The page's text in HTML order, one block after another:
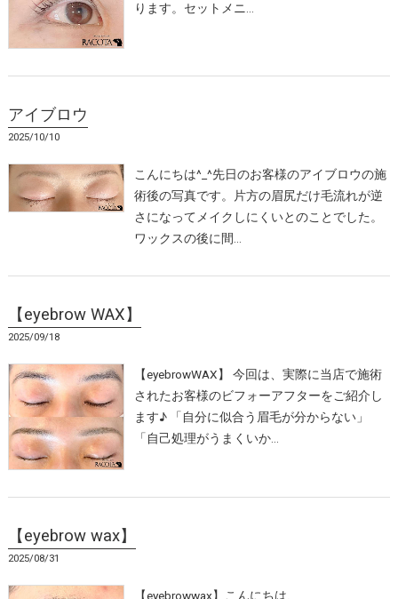
ります。セットメニ…
アイブロウ
2025/10/10
こんにちは^_^先日のお客様のアイブロウの施
術後の写真です。片方の眉尻だけ毛流れが逆
さになってメイクしにくいとのことでした。
ワックスの後に間…
【eyebrow WAX】
2025/09/18
【eyebrowWAX】 今回は、実際に当店で施術
されたお客様のビフォーアフターをご紹介し
ます♪ 「自分に似合う眉毛が分からない」
「自己処理がうまくいか…
【eyebrow wax】
2025/08/31
【eyebrowwax】こんにちは、